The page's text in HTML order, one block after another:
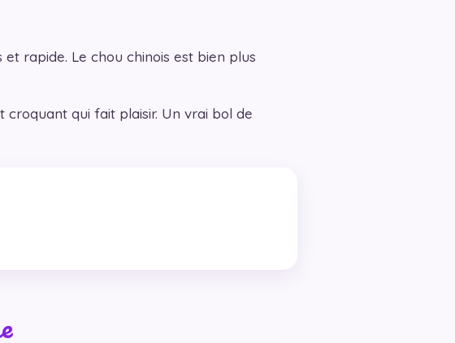
rapide. Le chou chinois est bien plus
qui fait plaisir. Un vrai bol de